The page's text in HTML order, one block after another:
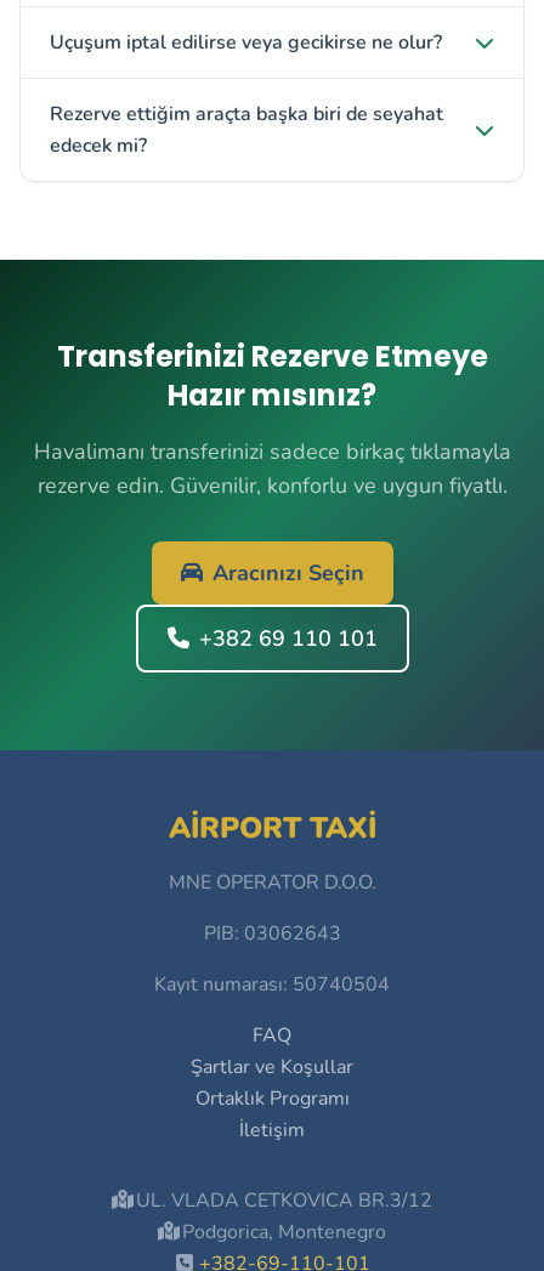
Uçuşum iptal edilirse veya gecikirse ne olur?
Rezerve ettiğim araçta başka biri de seyahat
edecek mi?
Transferinizi Rezerve Etmeye
Hazır mısınız?
Havalimanı transferinizi sadece birkaç tıklamayla
rezerve edin. Güvenilir, konforlu ve uygun fiyatlı.
Aracınızı Seçin
+382 69 110 101
AIRPORT TAXI
MNE OPERATOR D.O.O.
PIB: 03062643
Kayıt numarası: 50740504
FAQ
Şartlar ve Koşullar
Ortaklık Programı
İletişim
UL. VLADA CETKOVICA BR.3/12
Podgorica, Montenegro
+382-69-110-101